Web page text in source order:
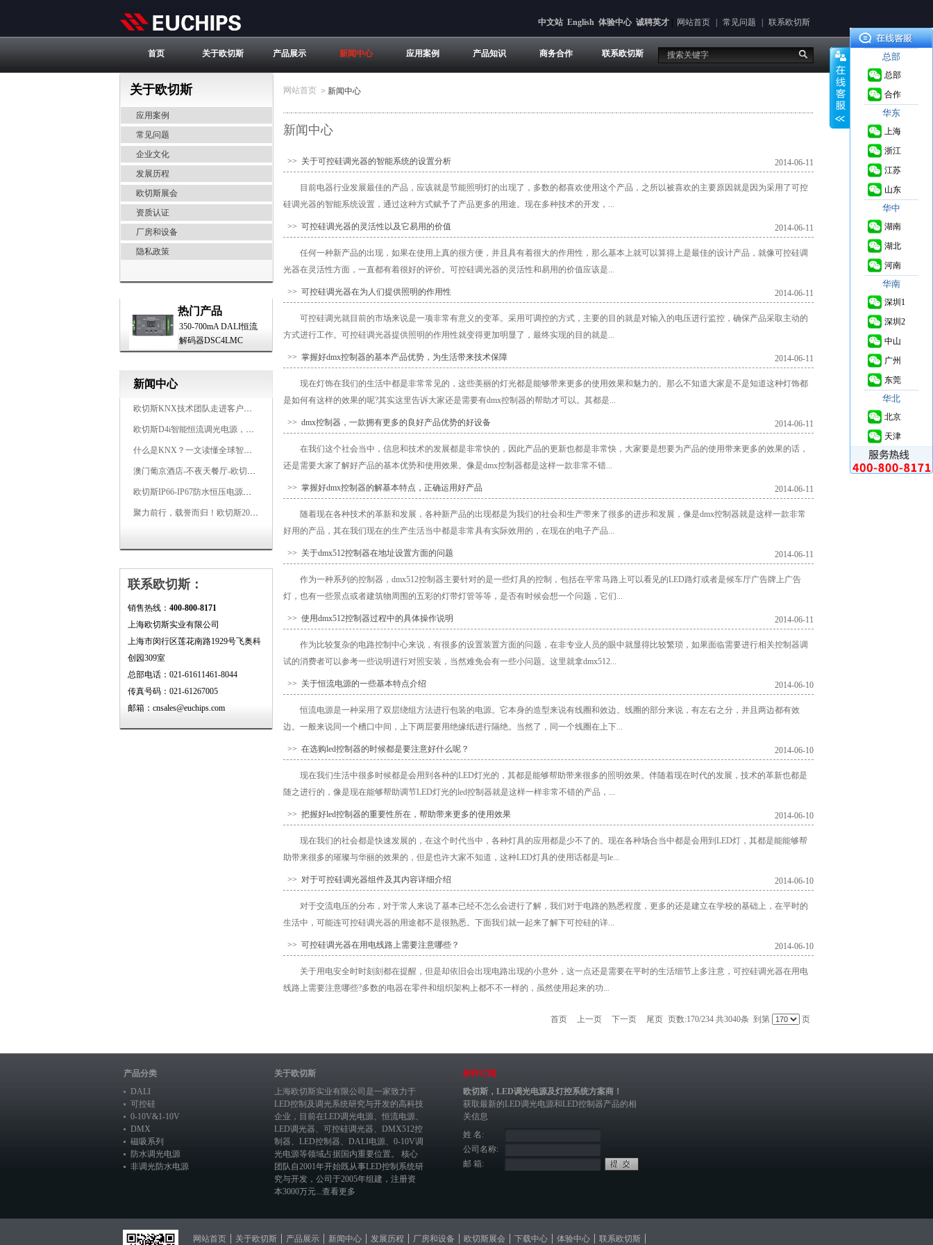
中文站 English 体验中心 诚聘英才 网站首页 常见问题 联系欧切斯
首页 关于欧切斯 产品展示 新闻中心 应用案例 产品知识 商务合作 联系欧切斯
关于欧切斯
应用案例
常见问题
企业文化
发展历程
欧切斯展会
资质认证
厂房和设备
隐私政策
热门产品
350-700mA DALI恒流
解码器DSC4LMC
新闻中心
欧切斯KNX技术团队走进客户企业，为智能照明项目提供专业技术支持
欧切斯D4i智能恒流调光电源，引领未来照明生态
什么是KNX？一文读懂全球智能建筑控制标准
澳门葡京酒店-不夜天餐厅-欧切斯KNX智能控制系统打造高端智慧空间
欧切斯IP66-IP67防水恒压电源，无惧风雨，智稳如一
聚力前行，载誉而归！欧切斯2026光亚展完美收官
联系欧切斯：
销售热线： 400-800-8171
上海欧切斯实业有限公司
上海市闵行区莲花南路1929号飞奥科
创园309室
总部电话：021-61611461-8044
传真号码：021-61267005
邮箱：cnsales@euchips.com
网站首页 > 新闻中心
新闻中心
>> 关于可控硅调光器的智能系统的设置分析 2014-06-11
目前电器行业发展最佳的产品，应该就是节能照明灯的出现了，多数的都喜欢使用这个产品，之所以被喜欢的主要原因就是因为采用了可控
硅调光器的智能系统设置，通过这种方式赋予了产品更多的用途。现在多种技术的开发，...
>> 可控硅调光器的灵活性以及它易用的价值 2014-06-11
任何一种新产品的出现，如果在使用上真的很方便，并且具有着很大的作用性，那么基本上就可以算得上是最佳的设计产品，就像可控硅调
光器在灵活性方面，一直都有着很好的评价。可控硅调光器的灵活性和易用的价值应该是...
>> 可控硅调光器在为人们提供照明的作用性 2014-06-11
可控硅调光就目前的市场来说是一项非常有意义的变革。采用可调控的方式，主要的目的就是对输入的电压进行监控，确保产品采取主动的
方式进行工作。可控硅调光器提供照明的作用性就变得更加明显了，最终实现的目的就是...
>> 掌握好dmx控制器的基本产品优势，为生活带来技术保障 2014-06-11
现在灯饰在我们的生活中都是非常常见的，这些美丽的灯光都是能够带来更多的使用效果和魅力的。那么不知道大家是不是知道这种灯饰都
是如何有这样的效果的呢?其实这里告诉大家还是需要有dmx控制器的帮助才可以。其都是...
>> dmx控制器，一款拥有更多的良好产品优势的好设备 2014-06-11
在我们这个社会当中，信息和技术的发展都是非常快的，因此产品的更新也都是非常快，大家要是想要为产品的使用带来更多的效果的话，
还是需要大家了解好产品的基本优势和使用效果。像是dmx控制器都是这样一款非常不错...
>> 掌握好dmx控制器的解基本特点，正确运用好产品 2014-06-11
随着现在各种技术的革新和发展，各种新产品的出现都是为我们的社会和生产带来了很多的进步和发展，像是dmx控制器就是这样一款非常
好用的产品，其在我们现在的生产生活当中都是非常具有实际效用的，在现在的电子产品...
>> 关于dmx512控制器在地址设置方面的问题 2014-06-11
作为一种系列的控制器，dmx512控制器主要针对的是一些灯具的控制，包括在平常马路上可以看见的LED路灯或者是候车厅广告牌上广告
灯，也有一些景点或者建筑物周围的五彩的灯带灯管等等，是否有时候会想一个问题，它们...
>> 使用dmx512控制器过程中的具体操作说明 2014-06-11
作为比较复杂的电路控制中心来说，有很多的设置装置方面的问题，在非专业人员的眼中就显得比较繁琐，如果面临需要进行相关控制器调
试的消费者可以参考一些说明进行对照安装，当然难免会有一些小问题。这里就拿dmx512...
>> 关于恒流电源的一些基本特点介绍 2014-06-10
恒流电源是一种采用了双层绕组方法进行包装的电源。它本身的造型来说有线圈和效边。线圈的部分来说，有左右之分，并且两边都有效
边。一般来说同一个槽口中间，上下两层要用绝缘纸进行隔绝。当然了，同一个线圈在上下...
>> 在选购led控制器的时候都是要注意好什么呢？ 2014-06-10
现在我们生活中很多时候都是会用到各种的LED灯光的，其都是能够帮助带来很多的照明效果。伴随着现在时代的发展，技术的革新也都是
随之进行的，像是现在能够帮助调节LED灯光的led控制器就是这样一样非常不错的产品，...
>> 把握好led控制器的重要性所在，帮助带来更多的使用效果 2014-06-10
现在我们的社会都是快速发展的，在这个时代当中，各种灯具的应用都是少不了的。现在各种场合当中都是会用到LED灯，其都是能能够帮
助带来很多的璀璨与华丽的效果的，但是也许大家不知道，这种LED灯具的使用话都是与le...
>> 对于可控硅调光器组件及其内容详细介绍 2014-06-10
对于交流电压的分布，对于常人来说了基本已经不怎么会进行了解，我们对于电路的熟悉程度，更多的还是建立在学校的基础上，在平时的
生活中，可能连可控硅调光器的用途都不是很熟悉。下面我们就一起来了解下可控硅的详...
>> 可控硅调光器在用电线路上需要注意哪些？ 2014-06-10
关于用电安全时时刻刻都在提醒，但是却依旧会出现电路出现的小意外，这一点还是需要在平时的生活细节上多注意，可控硅调光器在用电
线路上需要注意哪些?多数的电器在零件和组织架构上都不不一样的，虽然使用起来的功...
首页 上一页 下一页 尾页 页数:170/234 共3040条 到第 页
产品分类
DALI
可控硅
0-10V&1-10V
DMX
磁吸系列
防水调光电源
非调光防水电源
关于欧切斯
上海欧切斯实业有限公司是一家致力于
LED控制及调光系统研究与开发的高科技
企业，目前在LED调光电源、恒流电源、
LED调光器、 可控硅调光器、 DMX512控
制器、 LED控制器、 DALI电源、 0-10V调
光电源等领域占据国内重要位置。 核心
团队自2001年开始既从事LED控制系统研
究与开发，公司于2005年组建，注册资
本3000万元...查看更多
邮件订阅
欧切斯，LED调光电源及灯控系统方案商！
获取最新的LED调光电源和LED控制器产品的相
关信息
姓 名:
公司名称:
邮 箱:
网站首页 关于欧切斯 产品展示 新闻中心 发展历程 厂房和设备 欧切斯展会 下载中心 体验中心 联系欧切斯
总部
总部
合作
华东
上海
浙江
江苏
山东
华中
湖南
湖北
河南
华南
深圳1
深圳2
中山
广州
东莞
华北
北京
天津